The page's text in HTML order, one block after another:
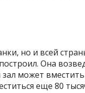
но и всей
Она
зал может
еще 80